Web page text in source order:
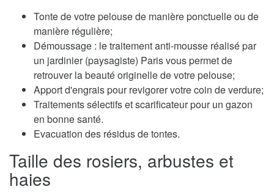
Tonte de votre pelouse de manière ponctuelle ou de
manière régulière;
Démoussage : le traitement anti-mousse réalisé par
un jardinier (paysagiste) Paris vous permet de
retrouver la beauté originelle de votre pelouse;
Apport d'engrais pour revigorer votre coin de verdure;
Traitements sélectifs et scarificateur pour un gazon
en bonne santé.
Evacuation des résidus de tontes.
Taille des rosiers, arbustes et
haies